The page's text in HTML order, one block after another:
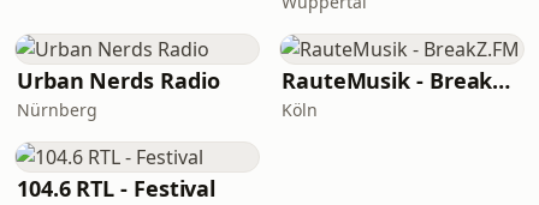
Urban Nerds Radio
Nürnberg
RauteMusik - BreakZ.FM
Köln
104.6 RTL - Festival